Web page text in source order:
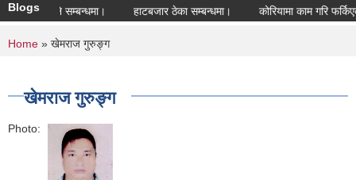
Blogsहुने सम्बन्धमा। हाटबजार ठेका सम्बन्धमा। कोरियामा काम गरि
You are here
Home » खेमराज गुरुङ्ग
खेमराज गुरुङ्ग
Photo: